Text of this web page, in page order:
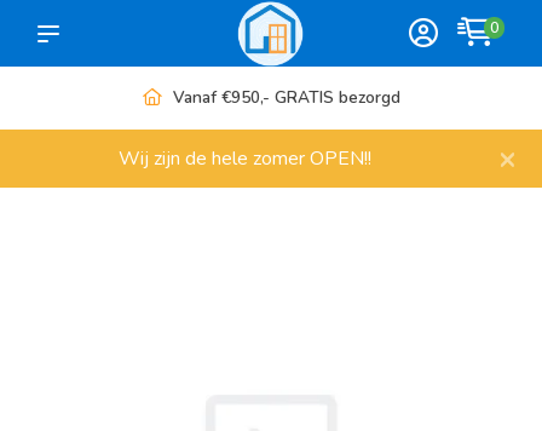
0
Vanaf €950,- GRATIS bezorgd
Wij zijn de hele zomer OPEN!! ×